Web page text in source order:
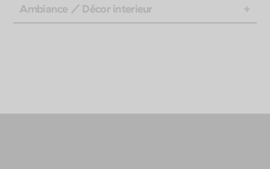
Ambiance / Décor interieur